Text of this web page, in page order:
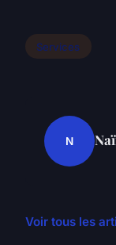
Services
N
Voir tous les